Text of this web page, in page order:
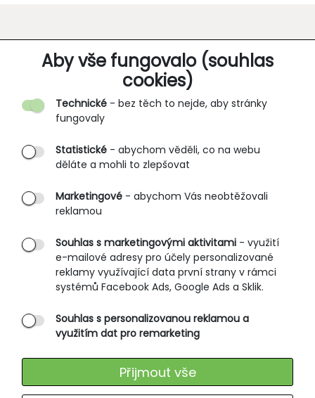
Aby vše fungovalo (souhlas
cookies)
Technické - bez těch to nejde, aby stránky
fungovaly
Statistické - abychom věděli, co na webu
děláte a mohli to zlepšovat
Marketingové - abychom Vás neobtěžovali
reklamou
Souhlas s marketingovými aktivitami - využití
e-mailové adresy pro účely personalizované
reklamy využívající data první strany v rámci
systémů Facebook Ads, Google Ads a Sklik.
Souhlas s personalizovanou reklamou a
využitím dat pro remarketing
Přijmout vše
O SPOLEČNOSTI
O nás
Partnerské prodejny
B2B vstup
PRŮVODCE NAKUPOVÁNÍM
Obchodní podmínky
Rozměrové tabulky
Způsoby doručení
Ochrana osobních údajů
SLUŽBY ZÁKAZNÍKŮM
Výměna zboží